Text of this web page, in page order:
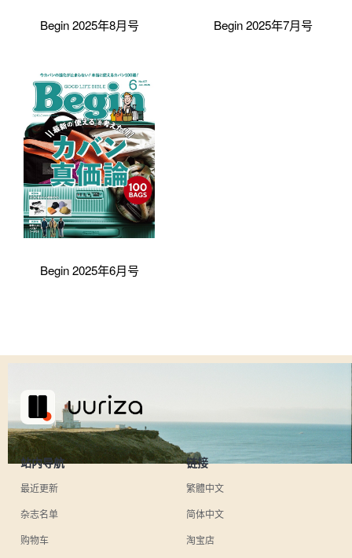
Begin 2025年8月号 Begin 2025年7月号
Begin 2025年6月号
站内导航
最近更新
杂志名单
购物车
链接
繁體中文
简体中文
淘宝店